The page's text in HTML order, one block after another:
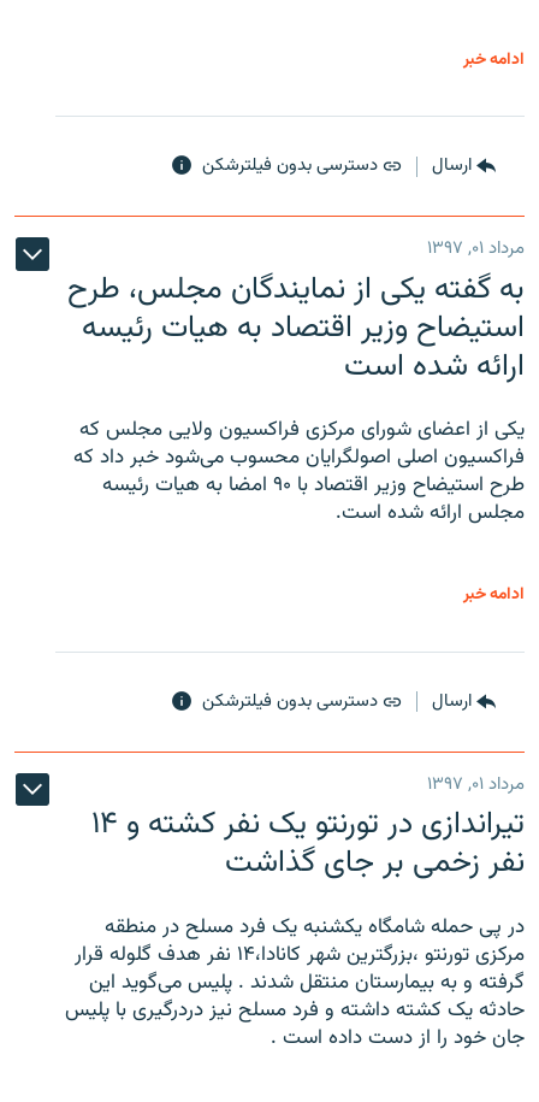
ادامه خبر
ارسال دسترسی بدون فیلترشکن
مرداد ۰۱, ۱۳۹۷
به گفته یکی از نمایندگان مجلس، طرح
استیضاح وزیر اقتصاد به هیات رئیسه
ارائه شده است
یکی از اعضای شورای مرکزی فراکسیون ولایی مجلس که
فراکسیون اصلی اصولگرایان محسوب می‌شود خبر داد که
طرح استیضاح وزیر اقتصاد با ۹۰ امضا به هیات رئیسه
مجلس ارائه شده است.
ادامه خبر
ارسال دسترسی بدون فیلترشکن
مرداد ۰۱, ۱۳۹۷
تیراندازی در تورنتو یک نفر کشته و ۱۴
نفر زخمی بر جای گذاشت
در پی حمله شامگاه یکشنبه یک فرد مسلح در منطقه
مرکزی تورنتو ،‌بزرگترین شهر کانادا،۱۴ نفر هدف گلوله قرار
گرفته و به بیمارستان منتقل شدند . پلیس می‌گوید این
حادثه یک کشته داشته و فرد مسلح نیز دردرگیری با پلیس
جان خود را از دست داده است .